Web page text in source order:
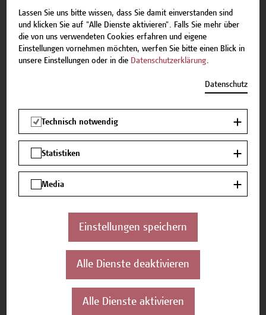
Meldezettel
Heiratsurkunde (bei Namensänderung)
Deutschkenntnisse - Niveau B2
Start: 9. Oktober 2025
Anmeldeschluss: 2. Oktober 2025
Termine
9. – 11. Oktober 2025
23. – 25. Oktober 2025
20. – 22. November 2025
4. – 6. Dezember 2025
8. – 10. Jänner 2026
22. – 24. Jänner 2026
26. – 28. Februar 2026
12. – 14. März 2026
Lassen Sie uns bitte wissen, dass Sie damit einverstanden sind
und klicken Sie auf "Alle Dienste aktivieren". Falls Sie mehr über
die von uns verwendeten Cookies erfahren und eigene
Einstellungen vornehmen möchten, werfen Sie bitte einen Blick in
unsere Einstellungen oder in die Datenschutzerklärung.
Datenschutz
Technisch notwendig
Statistiken
Media
Einstellungen speichern
Alle Dienste deaktivieren
Alle Dienste aktivieren